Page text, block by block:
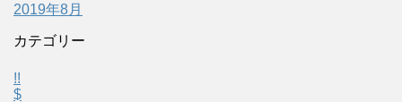
2019年8月
カテゴリー
!!
$